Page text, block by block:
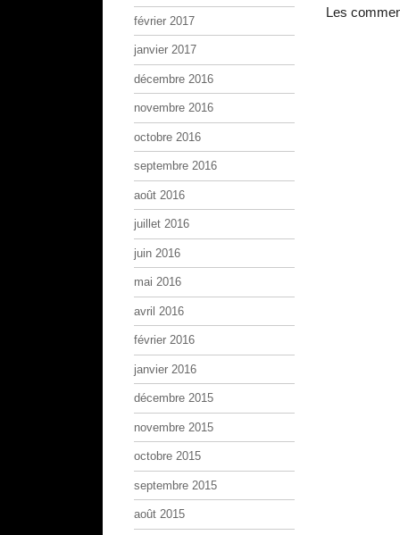
Les
février 2017
janvier 2017
décembre 2016
novembre 2016
octobre 2016
septembre 2016
août 2016
juillet 2016
juin 2016
mai 2016
avril 2016
février 2016
janvier 2016
décembre 2015
novembre 2015
octobre 2015
septembre 2015
août 2015